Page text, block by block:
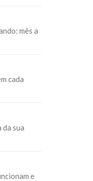
mês a
cada
sua
e